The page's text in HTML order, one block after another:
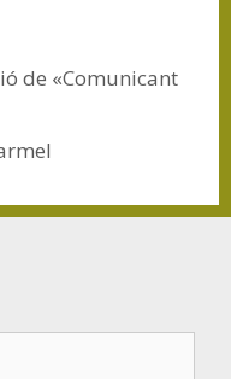
de «Comunicant